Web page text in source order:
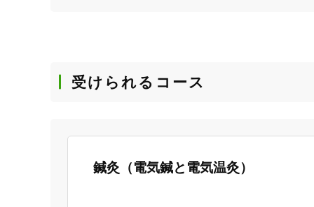
受けられるコース
鍼灸（電気鍼と電気温灸）